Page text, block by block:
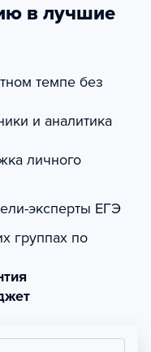
в лучшие
темпе без
и аналитика
личного
эксперты ЕГЭ
группах по